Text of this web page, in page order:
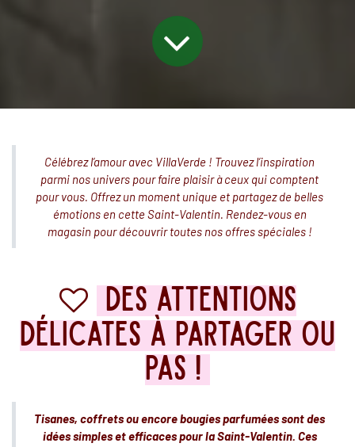
Célébrez l’amour avec VillaVerde ! Trouvez l’inspiration
parmi nos univers pour faire plaisir à ceux qui comptent
pour vous. Offrez un moment unique et partagez de belles
émotions en cette Saint-Valentin. Rendez-vous en
magasin pour découvrir toutes nos offres spéciales !
Des attentions
délicates à partager ou
pas !
Tisanes, coffrets ou encore bougies parfumées sont des
idées simples et efficaces pour la Saint-Valentin. Ces